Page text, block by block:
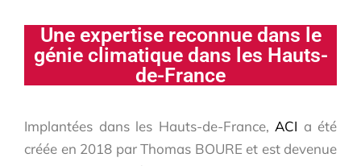
Une expertise reconnue dans le
génie climatique dans les Hauts-
de-France
Implantées dans les Hauts-de-France, ACI a été
créée en 2018 par Thomas BOURE et est devenue